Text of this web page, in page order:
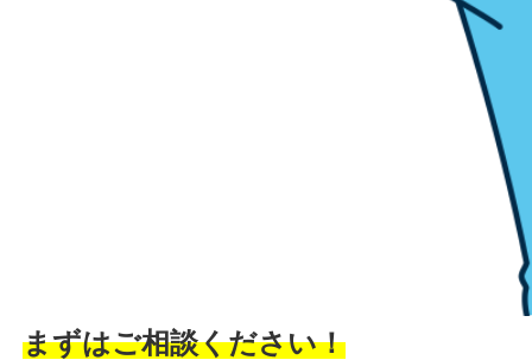
まずはご相談ください！